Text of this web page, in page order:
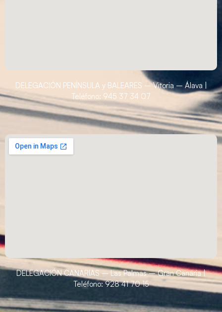
DELEGACIÓN PENÍNSULA y BALEARES – Vitoria – Álava |
Teléfono: 945 37 34 07
DELEGACIÓN CANARIAS – Las Palmas – Gran Canaria |
Teléfono: 928 41 70 15